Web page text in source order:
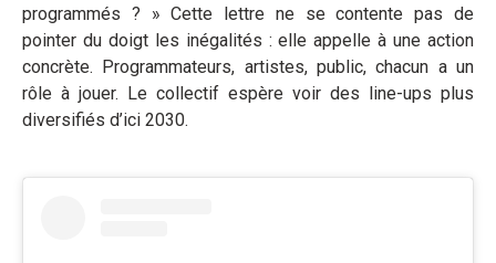
programmés ? » Cette lettre ne se contente pas de
pointer du doigt les inégalités : elle appelle à une action
concrète. Programmateurs, artistes, public, chacun a un
rôle à jouer. Le collectif espère voir des line-ups plus
diversifiés d’ici 2030.